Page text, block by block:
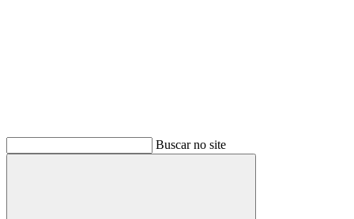
Buscar no site